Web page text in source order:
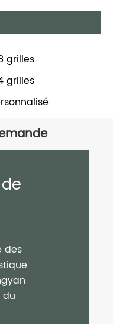
grilles
grilles
des
du